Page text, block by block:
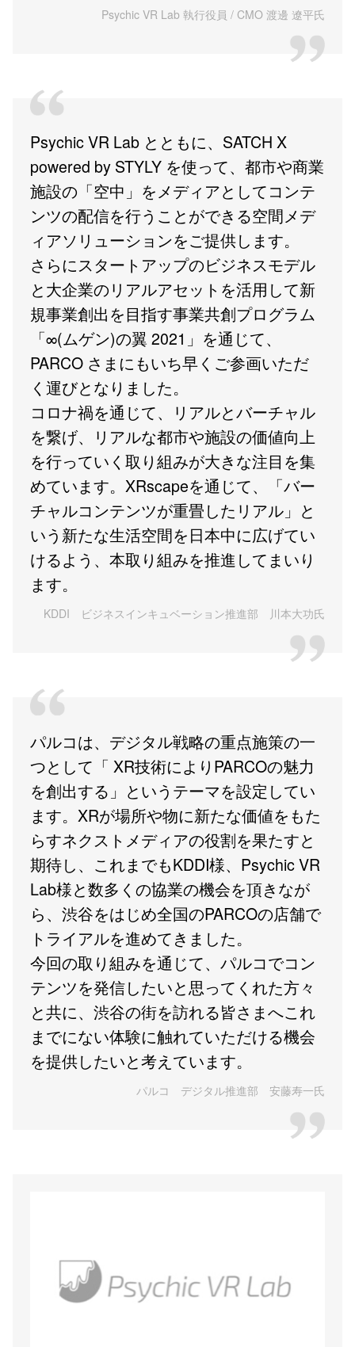
Psychic VR Lab 執行役員 / CMO 渡邊 遼平氏
Psychic VR Lab とともに、SATCH X
powered by STYLY を使って、都市や商業
施設の「空中」をメディアとしてコンテ
ンツの配信を行うことができる空間メデ
ィアソリューションをご提供します。
さらにスタートアップのビジネスモデル
と大企業のリアルアセットを活用して新
規事業創出を目指す事業共創プログラム
「∞(ムゲン)の翼 2021」を通じて、
PARCO さまにもいち早くご参画いただ
く運びとなりました。
コロナ禍を通じて、リアルとバーチャル
を繋げ、リアルな都市や施設の価値向上
を行っていく取り組みが大きな注目を集
めています。XRscapeを通じて、「バー
チャルコンテンツが重畳したリアル」と
いう新たな生活空間を日本中に広げてい
けるよう、本取り組みを推進してまいり
ます。
KDDI ビジネスインキュベーション推進部 川本大功氏
パルコは、デジタル戦略の重点施策の一
つとして「 XR技術によりPARCOの魅力
を創出する」というテーマを設定してい
ます。XRが場所や物に新たな価値をもた
らすネクストメディアの役割を果たすと
期待し、これまでもKDDI様、Psychic VR
Lab様と数多くの協業の機会を頂きなが
ら、渋谷をはじめ全国のPARCOの店舗で
トライアルを進めてきました。
今回の取り組みを通じて、パルコでコン
テンツを発信したいと思ってくれた方々
と共に、渋谷の街を訪れる皆さまへこれ
までにない体験に触れていただける機会
を提供したいと考えています。
パルコ デジタル推進部 安藤寿一氏